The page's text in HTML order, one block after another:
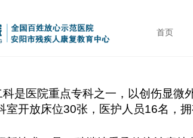
首页
是医院重点专科之一，以创伤显微
室开放床位30张，医护人员16名，